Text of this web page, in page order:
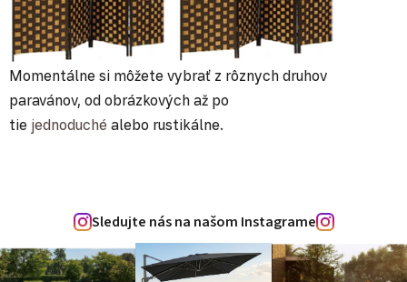
Momentálne si môžete vybrať z rôznych druhov
paravánov, od obrázkových až po
tie jednoduché alebo rustikálne.
Sledujte nás na našom Instagrame